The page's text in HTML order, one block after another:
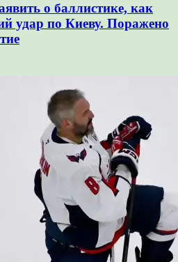
о баллистике, как
удар по Киеву. Поражено